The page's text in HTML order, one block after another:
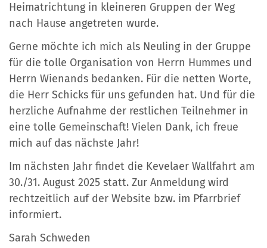
Heimatrichtung in kleineren Gruppen der Weg
nach Hause angetreten wurde.
Gerne möchte ich mich als Neuling in der Gruppe
für die tolle Organisation von Herrn Hummes und
Herrn Wienands bedanken. Für die netten Worte,
die Herr Schicks für uns gefunden hat. Und für die
herzliche Aufnahme der restlichen Teilnehmer in
eine tolle Gemeinschaft! Vielen Dank, ich freue
mich auf das nächste Jahr!
Im nächsten Jahr findet die Kevelaer Wallfahrt am
30./31. August 2025 statt. Zur Anmeldung wird
rechtzeitlich auf der Website bzw. im Pfarrbrief
informiert.
Sarah Schweden